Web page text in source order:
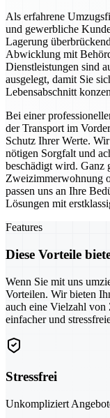
Als erfahrene
und gewerbliche
Lagerung
Abwicklung mit
Dienstleistungen sind
ausgelegt, damit Sie
Lebensabschnitt
Bei einer
der Transport im
Schutz Ihrer Werte.
nötigen Sorgfalt und
beschädigt wird. Ganz
Zweizimmerwohnung
passen uns an Ihre
Lösungen mit
Features
Diese Vorteile
Wenn Sie mit uns
Vorteilen. Wir bieten
auch eine Vielzahl von
einfacher und
Stressfrei
Unkompliziert